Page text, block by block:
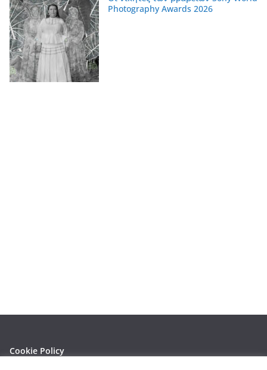
Photography Awards 2026
Cookie Policy